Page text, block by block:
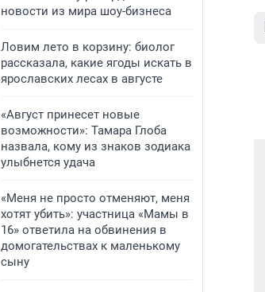
новости из мира шоу-бизнеса
Ловим лето в корзину: биолог
рассказала, какие ягоды искать в
ярославских лесах в августе
«Август принесет новые
возможности»: Тамара Глоба
назвала, кому из знаков зодиака
улыбнется удача
«Меня не просто отменяют, меня
хотят убить»: участница «Мамы в
16» ответила на обвинения в
домогательствах к маленькому
сыну